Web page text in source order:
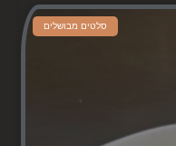
סלטים מבושלים